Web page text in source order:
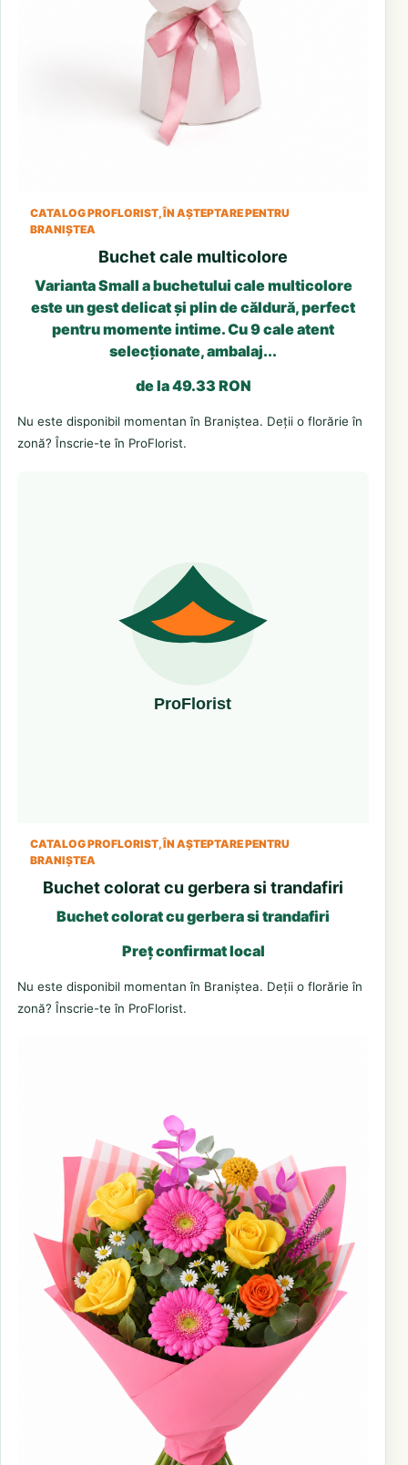
CATALOG PROFLORIST, ÎN AȘTEPTARE PENTRU
BRANIȘTEA
Buchet cale multicolore
Varianta Small a buchetului cale multicolore
este un gest delicat și plin de căldură, perfect
pentru momente intime. Cu 9 cale atent
selecționate, ambalaj...
de la 49.33 RON
Nu este disponibil momentan în Braniștea. Deții o florărie în
zonă? Înscrie-te în ProFlorist.
CATALOG PROFLORIST, ÎN AȘTEPTARE PENTRU
BRANIȘTEA
Buchet colorat cu gerbera si trandafiri
Buchet colorat cu gerbera si trandafiri
Preț confirmat local
Nu este disponibil momentan în Braniștea. Deții o florărie în
zonă? Înscrie-te în ProFlorist.